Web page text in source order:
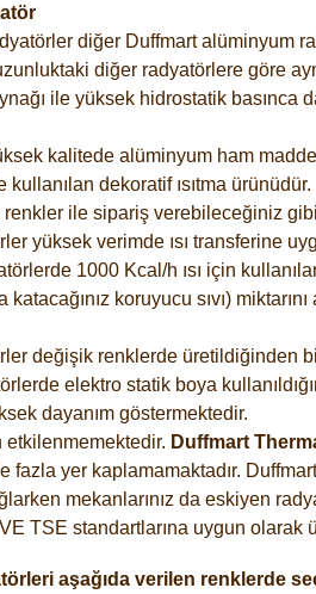
diğer Duffmart alüminyum
diğer radyatörlere göre
ile yüksek hidrostatik
kalitede alüminyum ham
dekoratif ısıtma ürünüdür.
ile sipariş verebileceğiniz
yüksek verimde ısı transferine
1000 Kcal/h ısı için
katacağınız koruyucu sıvı)
değişik renklerde üretildiğinden
elektro statik boya
dayanım göstermektedir.
Duffmart
fazla yer kaplamamaktadır.
mekanlarınız da eskiyen
TSE standartlarına uygun olarak
aşağıda verilen renklerde